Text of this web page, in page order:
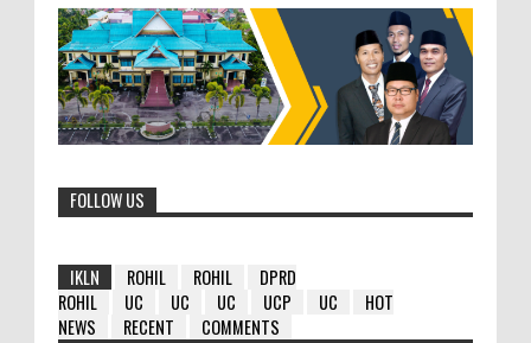
FOLLOW US
IKLN ROHIL ROHIL
DPRD
ROHIL
UC UC UC UCP UC
HOT
NEWS
RECENT COMMENTS